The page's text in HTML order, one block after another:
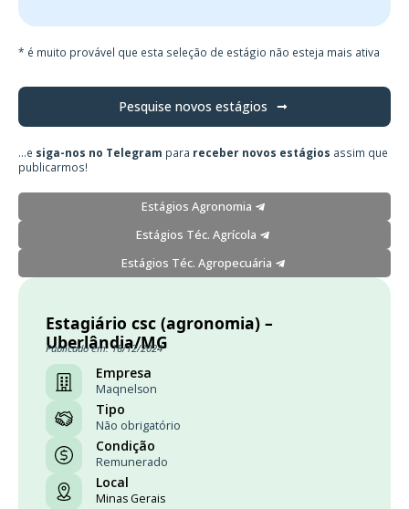
* é muito provável que esta seleção de estágio não esteja mais ativa
Pesquise novos estágios
...e siga-nos no Telegram para receber novos estágios assim que
publicarmos!
Estágios Agronomia
Estágios Téc. Agrícola
Estágios Téc. Agropecuária
Estagiário csc (agronomia) –
Uberlândia/MG
Publicado em: 18/12/2024
Empresa
Maqnelson
Tipo
Não obrigatório
Condição
Remunerado
Local
Minas Gerais